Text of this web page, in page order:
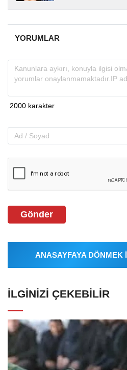
almakta, haber
YORUMLAR
Gönder
ANASAYFAYA DÖNMEK
İLGINIZI ÇEKEBILIR